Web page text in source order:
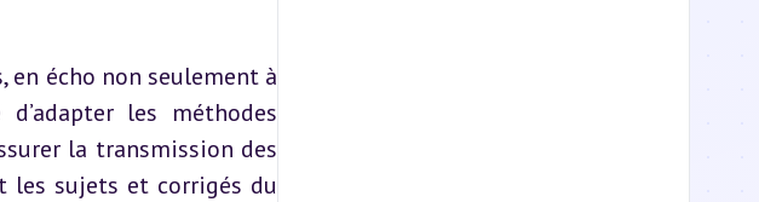
écho non seulement à
les méthodes
la transmission des
les sujets et corrigés du